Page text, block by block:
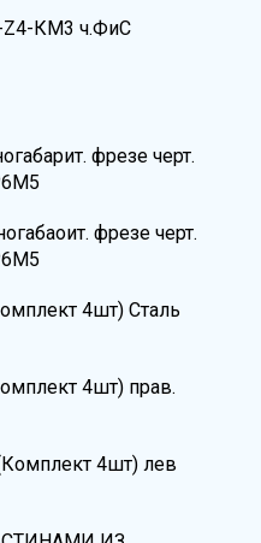
Z4-КМ3 ч.ФиС
фрезе черт.
фрезе черт.
4шт) Сталь
4шт) прав.
4шт) лев